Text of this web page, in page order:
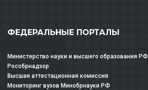
ФЕДЕРАЛЬНЫЕ ПОРТАЛЫ
Министерство науки и высшего образования РФ
Рособрнадзор
Высшая аттестационная комиссия
Мониторинг вузов Минобрнауки РФ